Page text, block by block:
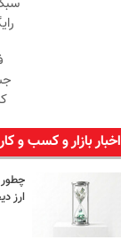
اخبار بازار و کسب و کار
ارز